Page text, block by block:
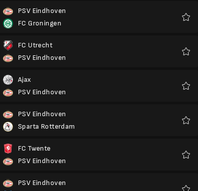
PSV Eindhoven
FC Groningen
FC Utrecht
PSV Eindhoven
Ajax
PSV Eindhoven
PSV Eindhoven
Sparta Rotterdam
FC Twente
PSV Eindhoven
PSV Eindhoven